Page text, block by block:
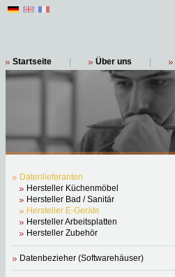
Startseite Über uns
Datenlieferanten
Hersteller Küchenmöbel
Hersteller Bad / Sanitär
Hersteller E-Geräte
Hersteller Arbeitsplatten
Hersteller Zubehör
Datenbezieher (Softwarehäuser)